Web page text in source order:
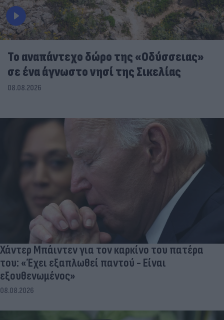
To αναπάντεχο δώρο της «Οδύσσειας»
σε ένα άγνωστο νησί της Σικελίας
08.08.2026
Χάντερ Μπάιντεν για τον καρκίνο του πατέρα
του: «Έχει εξαπλωθεί παντού - Είναι
εξουθενωμένος»
08.08.2026